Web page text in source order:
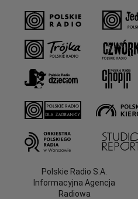
Polskie Radio S.A.
Informacyjna Agencja
Radiowa